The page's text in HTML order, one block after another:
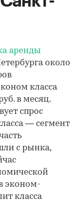
аренды
около
класса
в месяц.
спрос
— сегмент
с рынка,
эконом-
класса